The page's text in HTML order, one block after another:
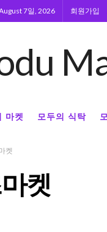
7일, 2026 회원가입
마켓 모두의 식탁
켓
켓